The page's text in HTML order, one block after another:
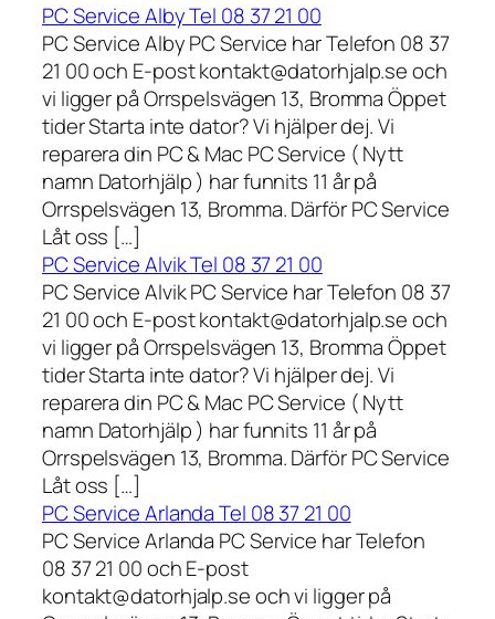
PC Service Alby Tel 08 37 21 00
PC Service Alby PC Service har Telefon 08 37
21 00 och E-post kontakt@datorhjalp.se och
vi ligger på Orrspelsvägen 13, Bromma Öppet
tider Starta inte dator? Vi hjälper dej. Vi
reparera din PC & Mac PC Service ( Nytt
namn Datorhjälp ) har funnits 11 år på
Orrspelsvägen 13, Bromma. Därför PC Service
Låt oss […]
PC Service Alvik Tel 08 37 21 00
PC Service Alvik PC Service har Telefon 08 37
21 00 och E-post kontakt@datorhjalp.se och
vi ligger på Orrspelsvägen 13, Bromma Öppet
tider Starta inte dator? Vi hjälper dej. Vi
reparera din PC & Mac PC Service ( Nytt
namn Datorhjälp ) har funnits 11 år på
Orrspelsvägen 13, Bromma. Därför PC Service
Låt oss […]
PC Service Arlanda Tel 08 37 21 00
PC Service Arlanda PC Service har Telefon
08 37 21 00 och E-post
kontakt@datorhjalp.se och vi ligger på